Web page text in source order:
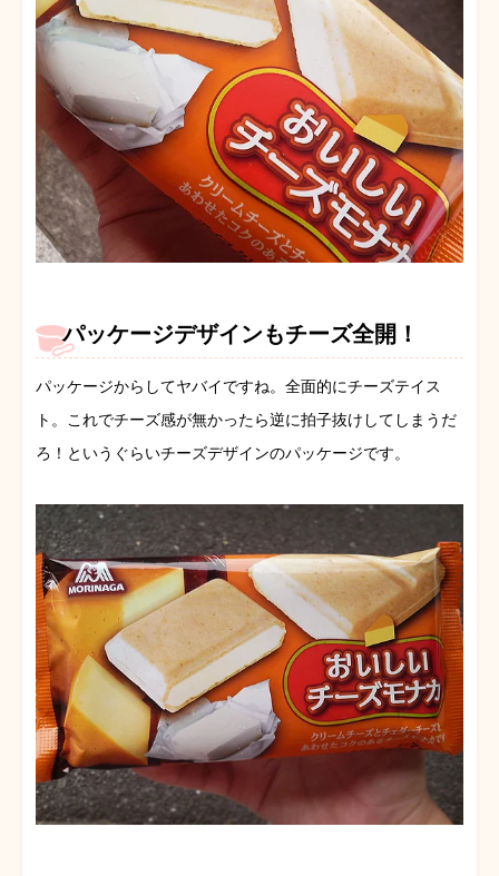
パッケージデザインもチーズ全開！
パッケージからしてヤバイですね。全面的にチーズテイス
ト。これでチーズ感が無かったら逆に拍子抜けしてしまうだ
ろ！というぐらいチーズデザインのパッケージです。